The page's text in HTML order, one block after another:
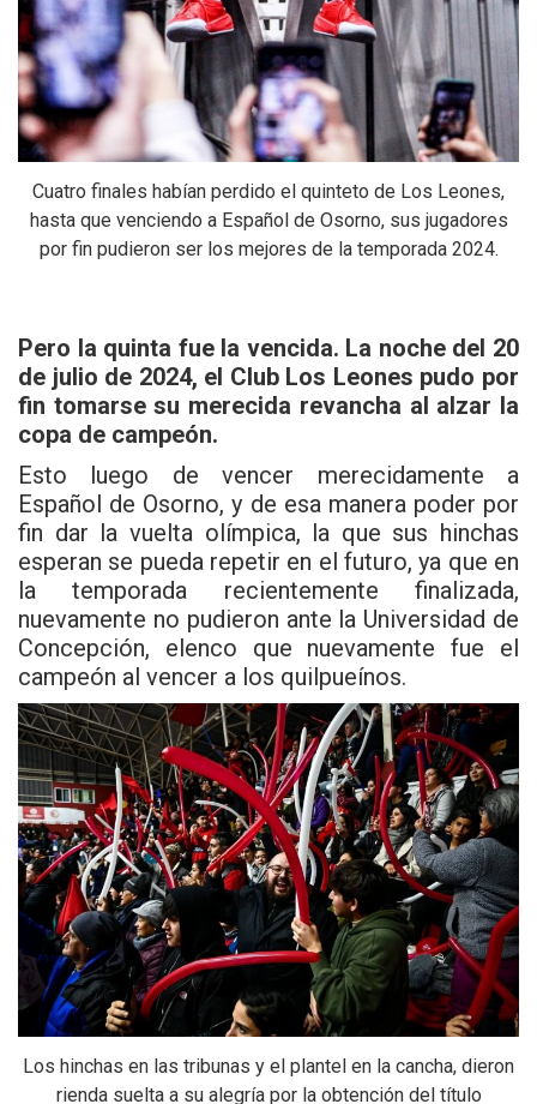
Cuatro finales habían perdido el quinteto de Los Leones,
hasta que venciendo a Español de Osorno, sus jugadores
por fin pudieron ser los mejores de la temporada 2024.
Pero la quinta fue la vencida. La noche del 20
de julio de 2024, el Club Los Leones pudo por
fin tomarse su merecida revancha al alzar la
copa de campeón.
Esto luego de vencer merecidamente a
Español de Osorno, y de esa manera poder por
fin dar la vuelta olímpica, la que sus hinchas
esperan se pueda repetir en el futuro, ya que en
la temporada recientemente finalizada,
nuevamente no pudieron ante la Universidad de
Concepción, elenco que nuevamente fue el
campeón al vencer a los quilpueínos.
Los hinchas en las tribunas y el plantel en la cancha, dieron
rienda suelta a su alegría por la obtención del título